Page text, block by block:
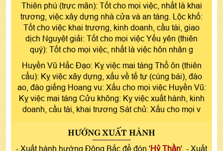
Thiên phú (trực mãn): Tốt cho mọi việc, nhất là khai
trương, việc xây dựng nhà cửa và an táng. Lộc khố:
Tốt cho việc khai trương, kinh doanh, cầu tài, giao
dịch Nguyệt giải: Tốt cho mọi việc Yếu yên (thiên
quý): Tốt cho mọi việc, nhất là việc hôn nhân g
Huyền Vũ Hắc Đạo: Kỵ việc mai táng Thổ ôn (thiên
cẩu): Kỵ việc xây dựng, xấu về tế tự (cúng bái), đào
ao, đào giếng Hoang vu: Xấu cho mọi việc Huyền Vũ:
Kỵ việc mai táng Cửu không: Kỵ việc xuất hành, kinh
doanh, cầu tài, khai trương Sát chủ: Xấu cho mọi v
HƯỚNG XUẤT HÀNH
- Xuất hành hướng Đông Bắc để đón 'Hỷ Thần'. - Xuất